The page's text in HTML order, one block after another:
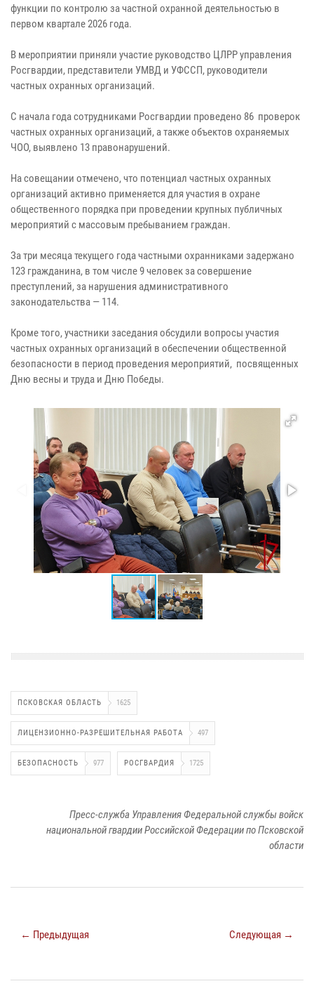
функции по контролю за частной охранной деятельностью в
первом квартале 2026 года.
В мероприятии приняли участие руководство ЦЛРР управления
Росгвардии, представители УМВД и УФССП, руководители
частных охранных организаций.
С начала года сотрудниками Росгвардии проведено 86 проверок
частных охранных организаций, а также объектов охраняемых
ЧОО, выявлено 13 правонарушений.
На совещании отмечено, что потенциал частных охранных
организаций активно применяется для участия в охране
общественного порядка при проведении крупных публичных
мероприятий с массовым пребыванием граждан.
За три месяца текущего года частными охранниками задержано
123 гражданина, в том числе 9 человек за совершение
преступлений, за нарушения административного
законодательства — 114.
Кроме того, участники заседания обсудили вопросы участия
частных охранных организаций в обеспечении общественной
безопасности в период проведения мероприятий, посвященных
Дню весны и труда и Дню Победы.
ПСКОВСКАЯ ОБЛАСТЬ 1625
ЛИЦЕНЗИОННО-РАЗРЕШИТЕЛЬНАЯ РАБОТА 497
БЕЗОПАСНОСТЬ 977 РОСГВАРДИЯ 1725
Пресс-служба Управления Федеральной службы войск
национальной гвардии Российской Федерации по Псковской
области
← Предыдущая Следующая →